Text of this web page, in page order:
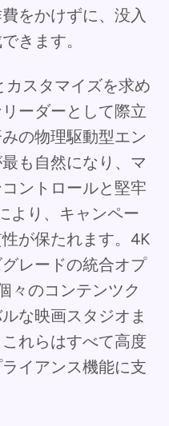
をかけずに、没入
きます。
カスタマイズを求め
ーダーとして際立
の物理駆動型エン
も自然になり、マ
ントロールと堅牢
より、キャンペー
が保たれます。4K
レードの統合オプ
々のコンテンツク
な映画スタジオま
れらはすべて高度
イアンス機能に支